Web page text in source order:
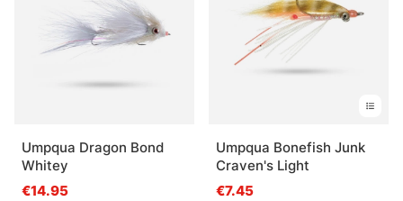
Umpqua Dragon Bond
Whitey
€14.95
Umpqua Bonefish Junk
Craven's Light
€7.45